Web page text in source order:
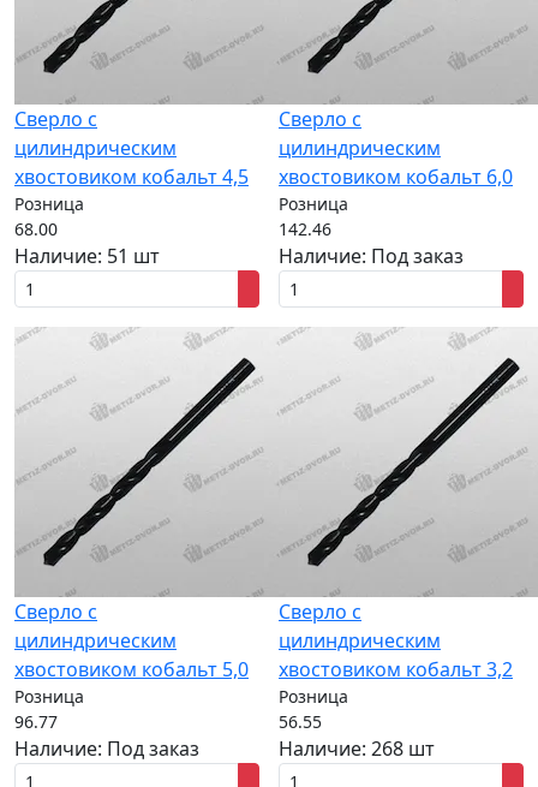
Сверло с
цилиндрическим
хвостовиком кобальт 4,5
Розница
68.00
Наличие: 51 шт
Сверло с
цилиндрическим
хвостовиком кобальт 6,0
Розница
142.46
Наличие: Под заказ
Сверло с
цилиндрическим
хвостовиком кобальт 5,0
Розница
96.77
Наличие: Под заказ
Сверло с
цилиндрическим
хвостовиком кобальт 3,2
Розница
56.55
Наличие: 268 шт